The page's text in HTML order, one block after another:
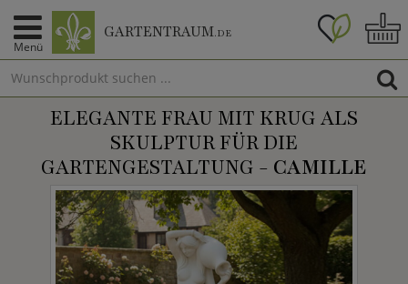
Menü
GARTENTRAUM.DE
ELEGANTE FRAU MIT KRUG ALS
SKULPTUR FÜR DIE
GARTENGESTALTUNG - CAMILLE